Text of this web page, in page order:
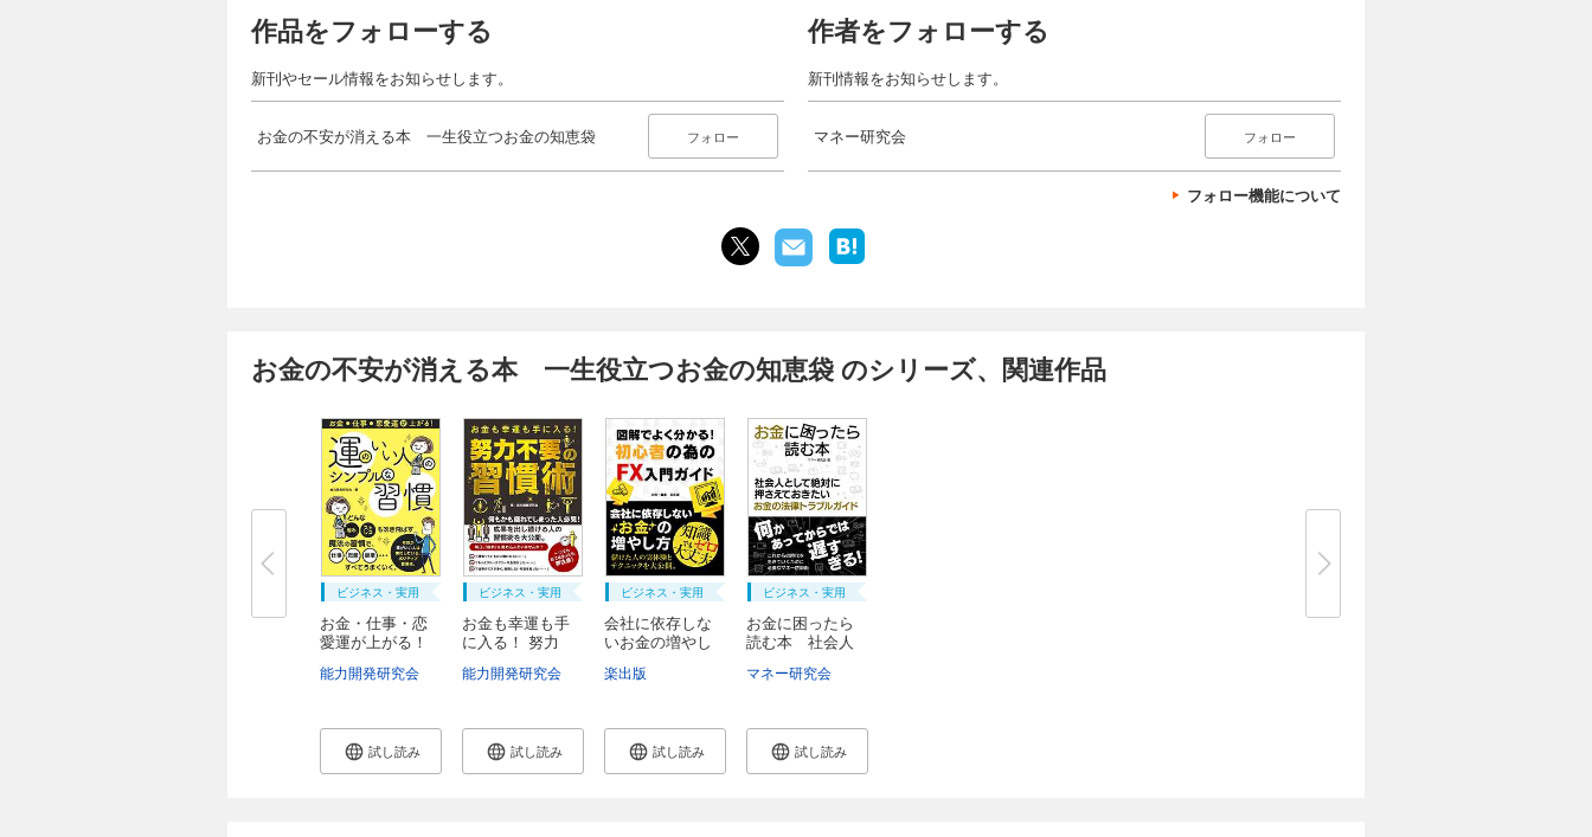
作品をフォローする
新刊やセール情報をお知らせします。
お金の不安が消える本 一生役立つお金の知恵袋 フォロー
作者をフォローする
新刊情報をお知らせします。
マネー研究会 フォロー
フォロー機能について
お金の不安が消える本 一生役立つお金の知恵袋 のシリーズ、関連作品
ビジネス・実用
お金・仕事・恋
愛運が上がる！
能力開発研究会
試し読み
ビジネス・実用
お金も幸運も手
に入る！ 努力
能力開発研究会
試し読み
ビジネス・実用
会社に依存しな
いお金の増やし
楽出版
試し読み
ビジネス・実用
お金に困ったら
読む本 社会人
マネー研究会
試し読み